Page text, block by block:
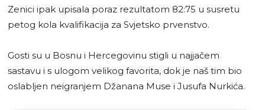
Zenici ipak upisala poraz rezultatom 82:75 u susretu
petog kola kvalifikacija za Svjetsko prvenstvo.
Gosti su u Bosnu i Hercegovinu stigli u najjačem
sastavu i s ulogom velikog favorita, dok je naš tim bio
oslabljen neigranjem Džanana Muse i Jusufa Nurkića.